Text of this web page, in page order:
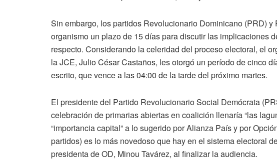
Sin embargo, los partidos Revolucionario Dominicano (PRD)
organismo un plazo de 15 días para discutir las implicaciones
respecto. Considerando la celeridad del proceso electoral, el
la JCE, Julio César Castaños, les otorgó un período de cinco
escrito, que vence a las 04:00 de la tarde del próximo martes.
El presidente del Partido Revolucionario Social Demócrata
celebración de primarias abiertas en coalición llenaría “las
“importancia capital” a lo sugerido por Alianza País y por
partidos) es lo más novedoso que hay en el sistema electoral
presidenta de OD, Minou Tavárez, al finalizar la audiencia.